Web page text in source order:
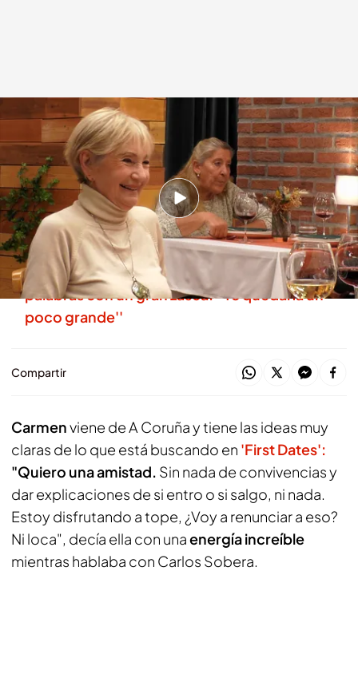
Carmen se alegra al escuchar lo que busca su cita, Abel.cuatro.com
First Dates
15 ENE 2026 - 23:10h.
Así ha reaccionado Carmen durante su cita con
Abel en 'First Dates'
Una soltera de 'First Dates' deja a su cita sin
palabras con un gran zasca: ''Te quedaría un
poco grande''
Compartir
Carmenviene de A Coruña y tiene las ideas muy
claras de lo que está buscando en 'First Dates':
"Quiero una amistad. Sin nada de convivencias y
dar explicaciones de si entro o si salgo, ni nada.
Estoy disfrutando a tope, ¿Voy a renunciar a eso?
Ni loca", decía ella con unaenergía increíble
mientras hablaba con Carlos Sobera.